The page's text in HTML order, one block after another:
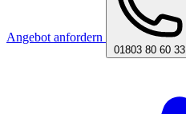
Angebot anfordern
01803 80 60 33